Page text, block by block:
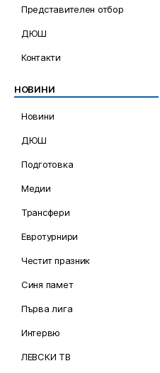
Представителен отбор
ДЮШ
Контакти
НОВИНИ
Новини
ДЮШ
Подготовка
Медии
Трансфери
Евротурнири
Честит празник
Синя памет
Първа лига
Интервю
ЛЕВСКИ ТВ